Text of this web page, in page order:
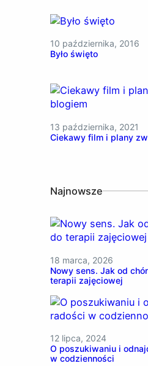
10 października, 2016
Było święto
13 października, 2021
Ciekawy film i plany
Najnowsze
18 marca, 2026
Nowy sens. Jak od
terapii zajęciowej
12 lipca, 2024
O poszukiwaniu i
w codzienności